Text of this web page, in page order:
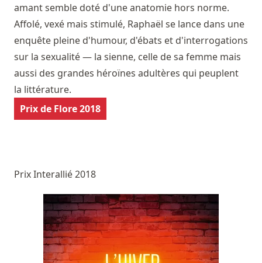
amant semble doté d'une anatomie hors norme.
Affolé, vexé mais stimulé, Raphaël se lance dans une
enquête pleine d'humour, d'ébats et d'interrogations
sur la sexualité ― la sienne, celle de sa femme mais
aussi des grandes héroïnes adultères qui peuplent
la littérature.
Prix de Flore 2018
Prix Interallié 2018